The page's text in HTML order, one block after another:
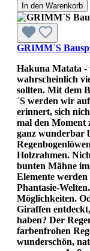
In den Warenkorb
GRIMM`S
Hakuna Matata -
wahrscheinlich
sollten. Mit dem
´S werden wir
erinnert, sich
mal den Moment
ganz wunderbar
Holzrahmen.
bunten Mähne
Elemente werden
Phantasie-
Möglichkeiten.
Giraffen
haben? Der
farbenfrohen
wunderschön,